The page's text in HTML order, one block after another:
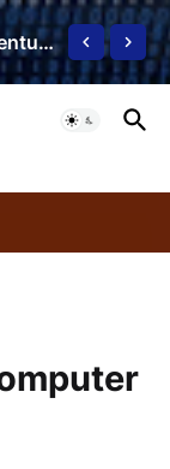
Soal Latihan Perpangkatan dan Bentuk Akar